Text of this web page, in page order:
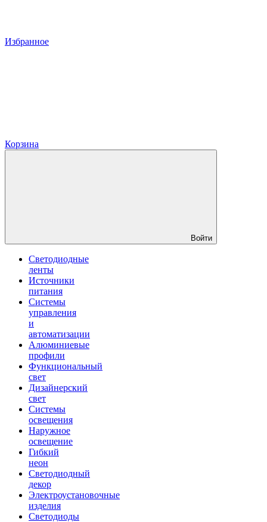
Избранное
Корзина
Войти
Светодиодные
ленты
Источники
питания
Системы
управления
и
автоматизации
Алюминиевые
профили
Функциональный
свет
Дизайнерский
свет
Системы
освещения
Наружное
освещение
Гибкий
неон
Светодиодный
декор
Электроустановочные
изделия
Светодиоды